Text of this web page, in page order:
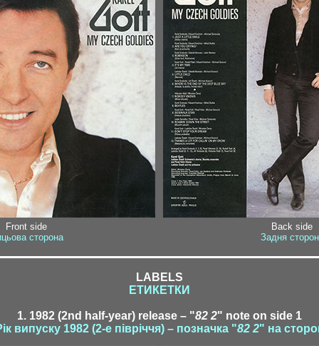
Front side
сторона
Back side
Задня
LABELS
ЕТИКЕТКИ
1. 1982 (2nd half-year) release – "82 2" note on side 1
випуску 1982 (2-е півріччя) – позначка "82 2" на